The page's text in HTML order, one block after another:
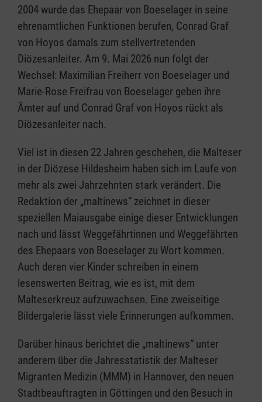
2004 wurde das Ehepaar von Boeselager in seine
ehrenamtlichen Funktionen berufen, Conrad Graf
von Hoyos damals zum stellvertretenden
Diözesanleiter. Am 9. Mai 2026 nun folgt der
Wechsel: Maximilian Freiherr von Boeselager und
Marie-Rose Freifrau von Boeselager geben ihre
Ämter auf und Conrad Graf von Hoyos rückt als
Diözesanleiter nach.
Viel ist in diesen 22 Jahren geschehen, die Malteser
in der Diözese Hildesheim haben sich im Laufe von
mehr als zwei Jahrzehnten stark verändert. Die
Redaktion der „maltinews“ zeichnet in dieser
speziellen Maiausgabe einige dieser Entwicklungen
nach und lässt Weggefährtinnen und Weggefährten
des Ehepaars von Boeselager zu Wort kommen.
Auch deren vier Kinder schreiben in einem
lesenswerten Beitrag, wie es ist, mit dem
Malteserkreuz aufzuwachsen. Eine zweiseitige
Bildergalerie lässt viele Erinnerungen aufkommen.
Darüber hinaus berichtet die „maltinews“ unter
anderem über die Jahresstatistik der Malteser
Migranten Medizin (MMM) in Hannover, den neuen
Stadtbeauftragten in Göttingen und den Besuch in